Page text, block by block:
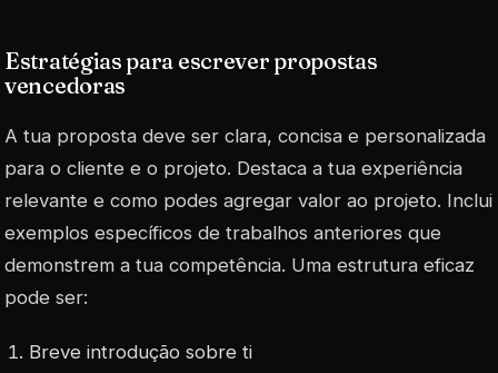
Estratégias para escrever propostas
vencedoras
A tua proposta deve ser clara, concisa e personalizada
para o cliente e o projeto. Destaca a tua experiência
relevante e como podes agregar valor ao projeto. Inclui
exemplos específicos de trabalhos anteriores que
demonstrem a tua competência. Uma estrutura eficaz
pode ser:
Breve introdução sobre ti